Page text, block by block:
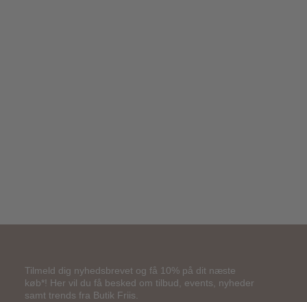
Tilmeld dig nyhedsbrevet og få 10% på dit næste
køb*! Her vil du få besked om tilbud, events, nyheder
samt trends fra Butik Friis.